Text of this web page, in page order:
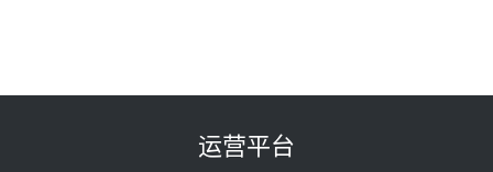
100MW光工程性能试验采购
运营平台